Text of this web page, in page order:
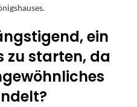
ein
zu starten, da